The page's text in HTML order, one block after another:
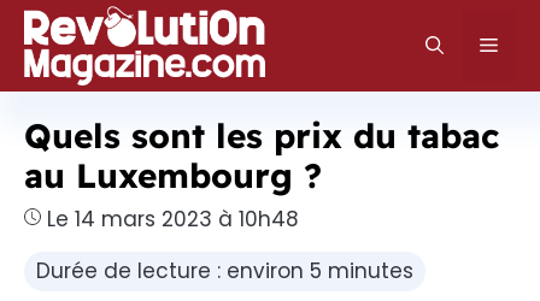
Aller
au
contenu
Quels sont les prix du tabac
au Luxembourg ?
Le 14 mars 2023 à 10h48
Durée de lecture : environ 5 minutes